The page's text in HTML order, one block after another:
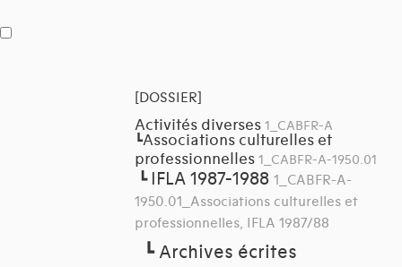
[DOSSIER]
Activités diverses 1_CABFR-A
┗Associations culturelles et
professionnelles 1_CABFR-A-1950.01
┗ IFLA 1987-1988 1_CABFR-A-
1950.01_Associations culturelles et
professionnelles, IFLA 1987/88
┗Archives écrites